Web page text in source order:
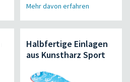
Mehr davon erfahren
Halbfertige Einlagen
aus Kunstharz Sport